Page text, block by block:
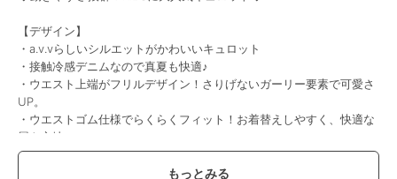
【デザイン】
・a.v.vらしいシルエットがかわいいキュロット
・接触冷感デニムなので真夏も快適♪
・ウエスト上端がフリルデザイン！さりげないガーリー要素で可愛さ
UP。
・ウエストゴム仕様でらくらくフィット！お着替えしやすく、快適な
履き心地。
・両サイドと後ろにポケットが付いているので通学にも便利。